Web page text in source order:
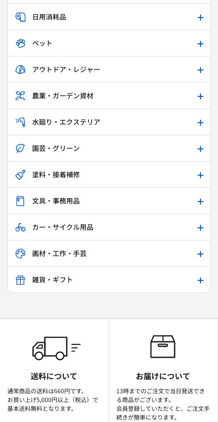
日用消耗品
ペット
アウトドア・レジャー
農業・ガーデン資材
水廻り・エクステリア
園芸・グリーン
塗料・接着補修
文具・事務用品
カー・サイクル用品
画材・工作・手芸
雑貨・ギフト
送料について
通常商品の送料は660円です。
お買い上げ5,000円以上（税込）で
基本送料無料となります。
お届けについて
13時までのご注文で当日発送でき
る商品がございます。
会員登録していただくと、ご注文手
続きが簡単になります。